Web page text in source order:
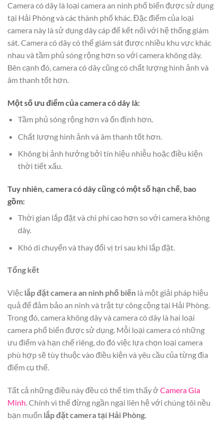
Camera có dây là loại camera an ninh phổ biến được sử dụng
tại Hải Phòng và các thành phố khác. Đặc điểm của loại
camera này là sử dụng dây cáp để kết nối với hệ thống giám
sát. Camera có dây có thể giám sát được nhiều khu vực khác
nhau và tầm phủ sóng rộng hơn so với camera không dây.
Bên cạnh đó, camera có dây cũng có chất lượng hình ảnh và
âm thanh tốt hơn.
Một số ưu điểm của camera có dây là:
Tầm phủ sóng rộng hơn và ổn định hơn.
Chất lượng hình ảnh và âm thanh tốt hơn.
Không bị ảnh hưởng bởi tín hiệu nhiễu hoặc điều kiện
thời tiết xấu.
Tuy nhiên, camera có dây cũng có một số hạn chế, bao
gồm:
Thời gian lắp đặt và chi phí cao hơn so với camera không
dây.
Khó di chuyển và thay đổi vị trí sau khi lắp đặt.
Tổng kết
Việc lắp đặt camera an ninh phố biến là một giải pháp hiệu
quả để đảm bảo an ninh và trật tự công cộng tại Hải Phòng.
Trong đó, camera không dây và camera có dây là hai loại
camera phổ biến được sử dụng. Mỗi loại camera có những
ưu điểm và hạn chế riêng, do đó việc lựa chọn loại camera
phù hợp sẽ tùy thuộc vào điều kiện và yêu cầu của từng địa
điểm cụ thể.
Tất cả những điều này đều có thể tìm thấy ở Camera Gia
Minh. Chính vì thế đừng ngần ngại liên hệ với chúng tôi nều
bạn muốn lắp đặt camera tại Hải Phòng.